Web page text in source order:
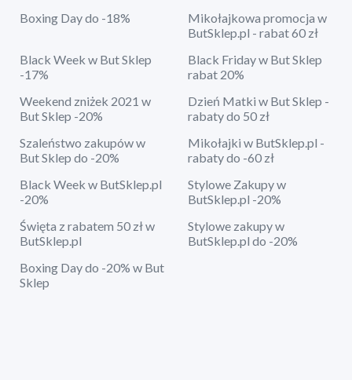
Boxing Day do -18%
Mikołajkowa promocja w
ButSklep.pl - rabat 60 zł
Black Week w But Sklep
-17%
Black Friday w But Sklep
rabat 20%
Weekend zniżek 2021 w
But Sklep -20%
Dzień Matki w But Sklep -
rabaty do 50 zł
Szaleństwo zakupów w
But Sklep do -20%
Mikołajki w ButSklep.pl -
rabaty do -60 zł
Black Week w ButSklep.pl
-20%
Stylowe Zakupy w
ButSklep.pl -20%
Święta z rabatem 50 zł w
ButSklep.pl
Stylowe zakupy w
ButSklep.pl do -20%
Boxing Day do -20% w But
Sklep